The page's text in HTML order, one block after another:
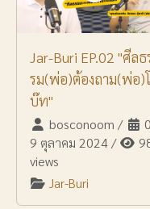
Jar-Buri EP.02 "ศีลธ
รม(พ่อ)ต้องถาม(พ่อ)โ
บ๊ท"
bosconoom /
0
9 ตุลาคม 2024/
views
Jar-Buri